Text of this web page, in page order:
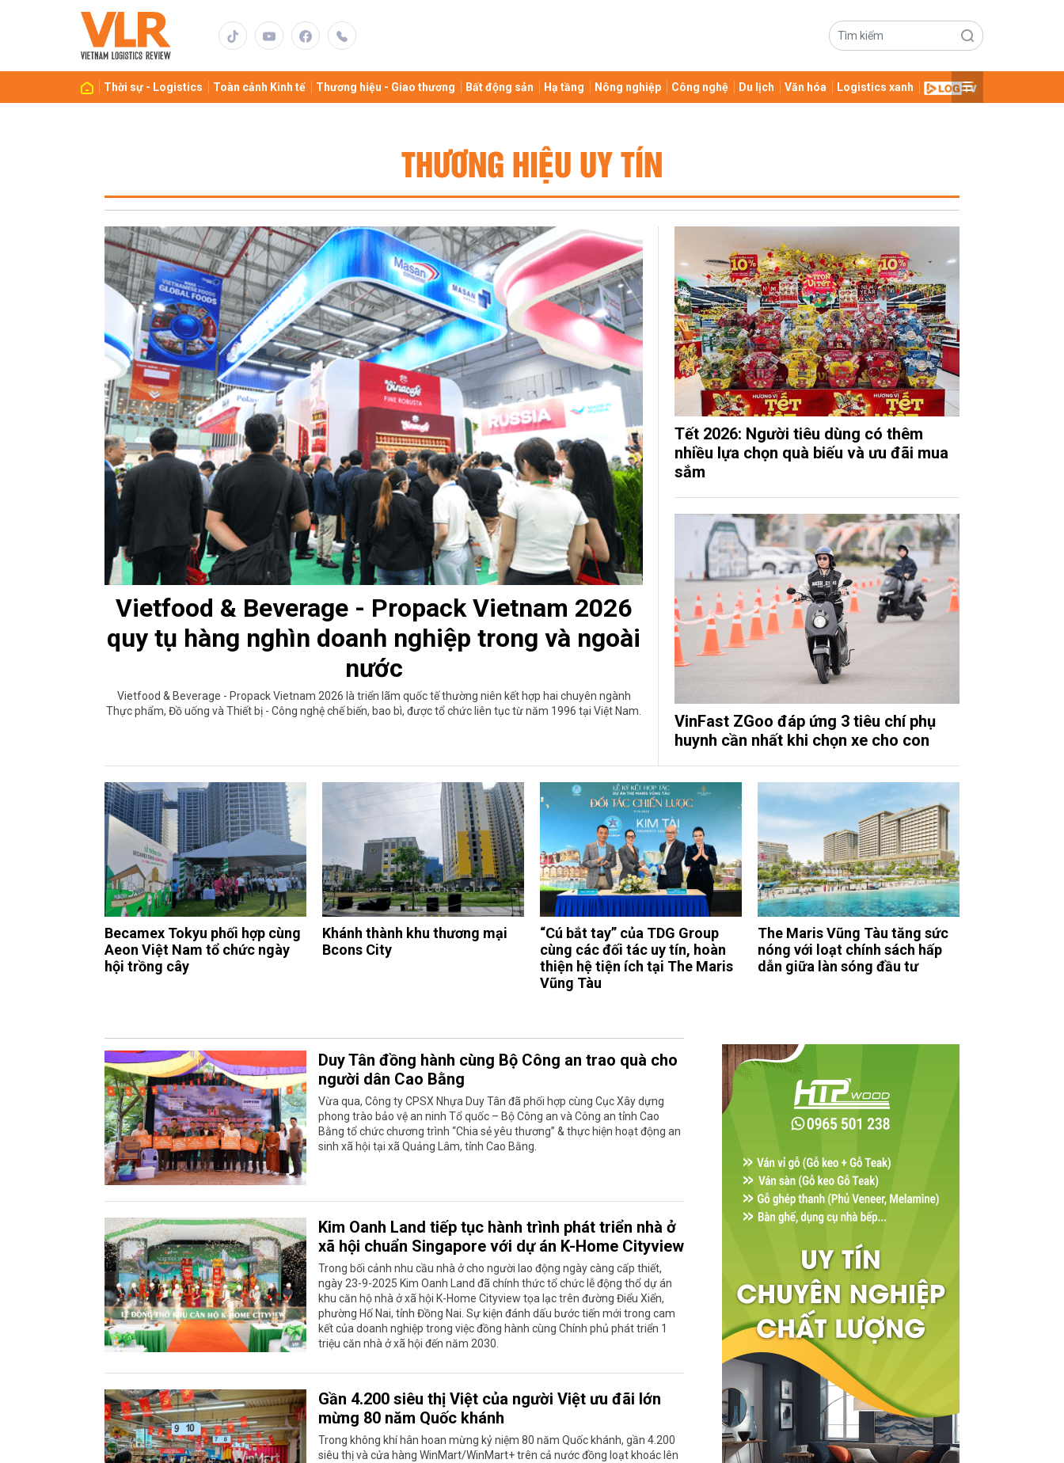
Thời sự - Logistics Toàn cảnh Kinh tế Thương hiệu - Giao thương Bất động sản Hạ tầng Nông nghiệp Công nghệ Du lịch Văn hóa Logistics xanh
THƯƠNG HIỆU UY TÍN
Vietfood & Beverage - Propack Vietnam 2026
quy tụ hàng nghìn doanh nghiệp trong và ngoài
nước
Vietfood & Beverage - Propack Vietnam 2026 là triển lãm quốc tế thường niên kết hợp hai chuyên ngành
Thực phẩm, Đồ uống và Thiết bị - Công nghệ chế biến, bao bì, được tổ chức liên tục từ năm 1996 tại Việt Nam.
Tết 2026: Người tiêu dùng có thêm
nhiều lựa chọn quà biếu và ưu đãi mua
sắm
VinFast ZGoo đáp ứng 3 tiêu chí phụ
huynh cần nhất khi chọn xe cho con
Becamex Tokyu phối hợp cùng
Aeon Việt Nam tổ chức ngày
hội trồng cây
Khánh thành khu thương mại
Bcons City
“Cú bắt tay” của TDG Group
cùng các đối tác uy tín, hoàn
thiện hệ tiện ích tại The Maris
Vũng Tàu
The Maris Vũng Tàu tăng sức
nóng với loạt chính sách hấp
dẫn giữa làn sóng đầu tư
Duy Tân đồng hành cùng Bộ Công an trao quà cho
người dân Cao Bằng
Vừa qua, Công ty CPSX Nhựa Duy Tân đã phối hợp cùng Cục Xây dựng
phong trào bảo vệ an ninh Tổ quốc – Bộ Công an và Công an tỉnh Cao
Bằng tổ chức chương trình “Chia sẻ yêu thương” & thực hiện hoạt động an
sinh xã hội tại xã Quảng Lâm, tỉnh Cao Bằng.
Kim Oanh Land tiếp tục hành trình phát triển nhà ở
xã hội chuẩn Singapore với dự án K-Home Cityview
Trong bối cảnh nhu cầu nhà ở cho người lao động ngày càng cấp thiết,
ngày 23-9-2025 Kim Oanh Land đã chính thức tổ chức lễ động thổ dự án
khu căn hộ nhà ở xã hội K-Home Cityview tọa lạc trên đường Điểu Xiển,
phường Hố Nai, tỉnh Đồng Nai. Sự kiện đánh dấu bước tiến mới trong cam
kết của doanh nghiệp trong việc đồng hành cùng Chính phủ phát triển 1
triệu căn nhà ở xã hội đến năm 2030.
Gần 4.200 siêu thị Việt của người Việt ưu đãi lớn
mừng 80 năm Quốc khánh
Trong không khí hân hoan mừng kỷ niệm 80 năm Quốc khánh, gần 4.200
siêu thị và cửa hàng WinMart/WinMart+ trên cả nước đồng loạt khoác lên